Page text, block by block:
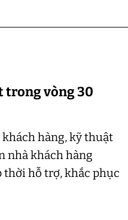
trong vòng 30
hàng, kỹ thuật
nhà khách hàng
hỗ trợ, khắc phục